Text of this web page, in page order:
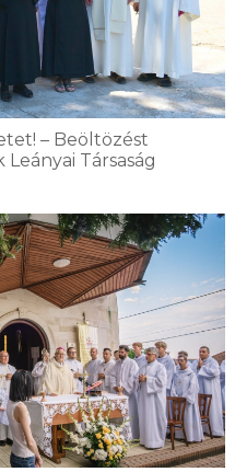
– Beöltözést
Társaság